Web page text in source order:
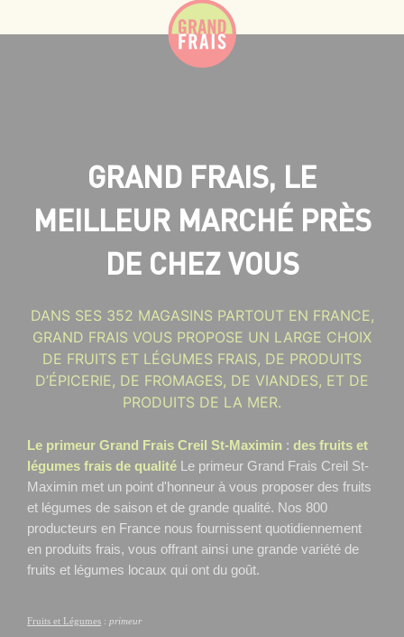
GRAND FRAIS, LE
MEILLEUR MARCHÉ PRÈS
DE CHEZ VOUS
DANS SES 352 MAGASINS PARTOUT EN FRANCE,
GRAND FRAIS VOUS PROPOSE UN LARGE CHOIX
DE FRUITS ET LÉGUMES FRAIS, DE PRODUITS
D’ÉPICERIE, DE FROMAGES, DE VIANDES, ET DE
PRODUITS DE LA MER.
Le primeur Grand Frais Creil St-Maximin : des fruits et
légumes frais de qualité Le primeur Grand Frais Creil St-
Maximin met un point d'honneur à vous proposer des fruits
et légumes de saison et de grande qualité. Nos 800
producteurs en France nous fournissent quotidiennement
en produits frais, vous offrant ainsi une grande variété de
fruits et légumes locaux qui ont du goût.
Fruits et Légumes : primeur